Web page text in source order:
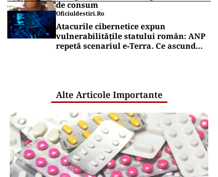
de consum
Oficiuldestiri.ro
Atacurile cibernetice expun
vulnerabilitățile statului român: ANP
repetă scenariul e‑Terra. Ce ascund
Alte Articole Importante